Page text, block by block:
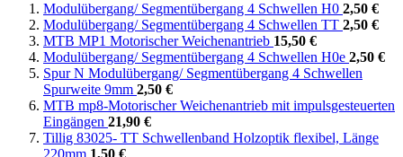
Modulübergang/ Segmentübergang 4 Schwellen H0 2,50 €
Modulübergang/ Segmentübergang 4 Schwellen TT 2,50 €
MTB MP1 Motorischer Weichenantrieb 15,50 €
Modulübergang/ Segmentübergang 4 Schwellen H0e 2,50 €
Spur N Modulübergang/ Segmentübergang 4 Schwellen
Spurweite 9mm 2,50 €
MTB mp8-Motorischer Weichenantrieb mit impulsgesteuerten
Eingängen 21,90 €
Tillig 83025- TT Schwellenband Holzoptik flexibel, Länge